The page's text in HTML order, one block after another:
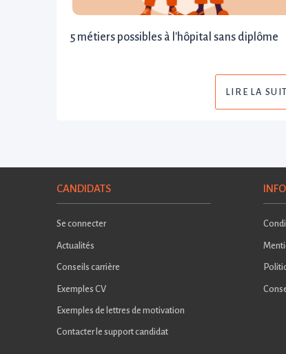
5 métiers possibles à l'hôpital sans diplôme
LIRE LA
CANDIDATS
Se connecter
Actualités
Conseils carrière
Exemples CV
Exemples de lettres de motivation
Contacter le support candidat